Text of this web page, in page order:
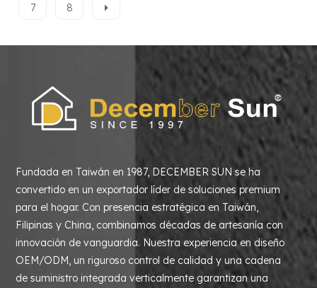
7 8
Fundada en Taiwán en 1987, DECEMBER SUN se ha
convertido en un exportador líder de soluciones premium
para el hogar. Con presencia estratégica en Taiwán,
Filipinas y China, combinamos décadas de artesanía con
innovación de vanguardia. Nuestra experiencia en diseño
OEM/ODM, un riguroso control de calidad y una cadena
de suministro integrada verticalmente garantizan una